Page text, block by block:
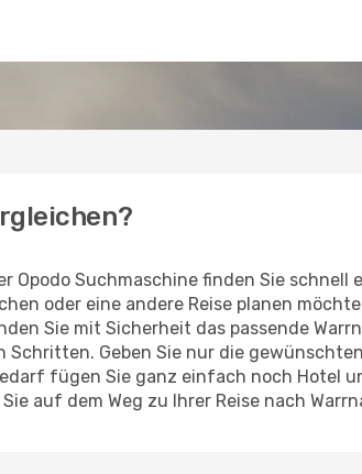
Opodo Suchmaschine finden Sie schnell
oder eine andere Reise planen
Sie mit Sicherheit das passende
Geben Sie nur die
fügen Sie ganz einfach noch Hotel
auf dem Weg zu Ihrer Reise nach